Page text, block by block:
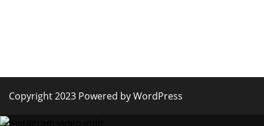
Copyright 2023 Powered by WordPress